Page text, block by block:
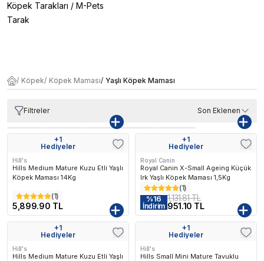
Köpek Tarakları / M-Pets
Tarak
/ Köpek/ Köpek Maması/ Yaşlı Köpek Maması
Filtreler Son Eklenen
Kargo Bedava+1
Hediyeler
Hill's
Hills Medium Mature Kuzu Etli Yaşlı
Köpek Maması 14Kg
(1)
5,899.90 TL
+1
Hediyeler
Royal Canin
Royal Canin X-Small Ageing Küçük
Irk Yaşlı Köpek Maması 1,5Kg
(1)
%16
İndirim
1,131.81 TL
951.10 TL
Kargo Bedava+1
Hediyeler
Hill's
Hills Medium Mature Kuzu Etli Yaşlı
Kargo Bedava+1
Hediyeler
Hill's
Hills Small Mini Mature Tavuklu